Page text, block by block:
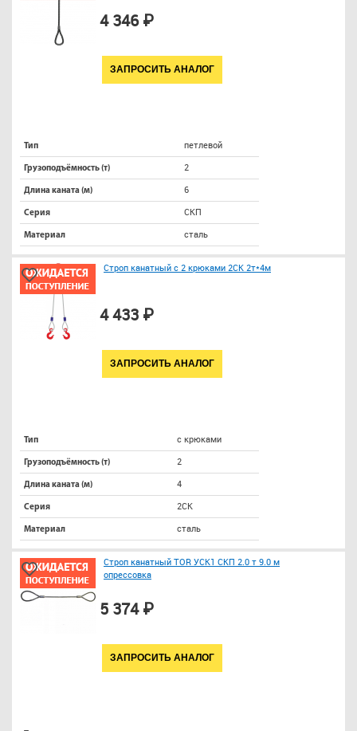
4 346 ₽
ЗАПРОСИТЬ АНАЛОГ
Тип петлевой
Грузоподъёмность (т) 2
Длина каната (м) 6
Серия СКП
Материал сталь
Строп канатный с 2 крюками 2СК 2т*4м
4 433 ₽
ЗАПРОСИТЬ АНАЛОГ
Тип с крюками
Грузоподъёмность (т) 2
Длина каната (м) 4
Серия 2СК
Материал сталь
Строп канатный TOR УСК1 СКП 2.0 т 9.0 м
опрессовка
5 374 ₽
ЗАПРОСИТЬ АНАЛОГ